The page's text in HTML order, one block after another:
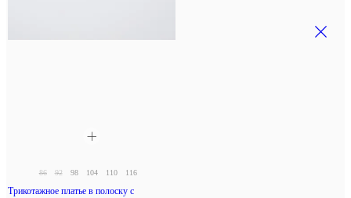
86 92 98 104 110 116
Трикотажное платье в полоску с